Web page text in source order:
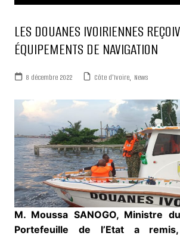
LES DOUANES IVOIRIENNES
ÉQUIPEMENTS DE NAVIGATION
8 décembre 2022 Côte d'Ivoire, News
M. Moussa SANOGO, Ministre
Portefeuille de l’Etat a